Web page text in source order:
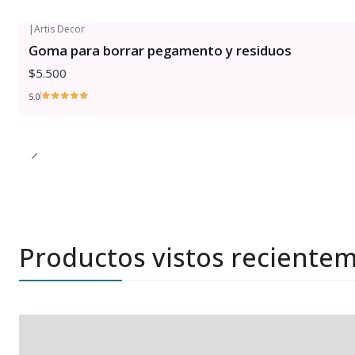
|Artis Decor
Goma para borrar pegamento y residuos
$5.500
5.0
Productos vistos